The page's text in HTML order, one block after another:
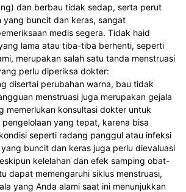
dan berbau tidak sedap, serta perut
yang buncit dan keras, sangat
medis segera. Tidak haid
lama atau tiba-tiba berhenti, seperti
merupakan salah satu tanda menstruasi
perlu diperiksa dokter:
disertai perubahan warna, bau tidak
menstruasi juga merupakan gejala
memerlukan konsultasi dokter untuk
yang tepat, karena bisa
seperti radang panggul atau infeksi
buncit dan keras juga perlu dievaluasi
kelelahan dan efek samping obat-
dapat memengaruhi siklus menstruasi,
yang Anda alami saat ini menunjukkan